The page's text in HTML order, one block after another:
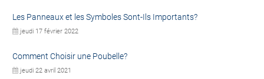
Les Panneaux et les Symboles Sont-Ils Importants?
jeudi 17 février 2022
Comment Choisir une Poubelle?
jeudi 22 avril 2021